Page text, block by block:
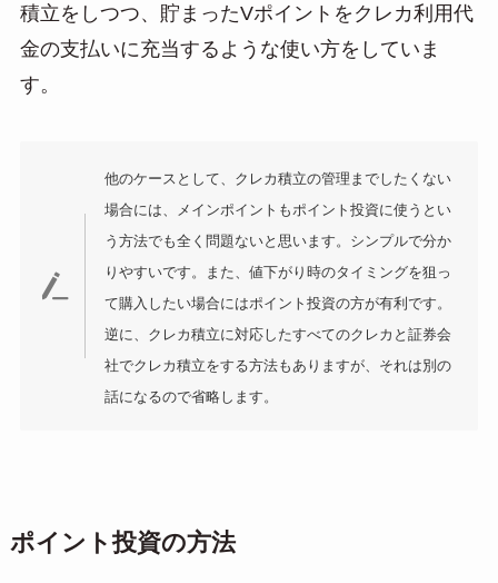
積立をしつつ、貯まったVポイントをクレカ利用代
金の支払いに充当するような使い方をしていま
す。
他のケースとして、クレカ積立の管理までしたくない
場合には、メインポイントもポイント投資に使うとい
う方法でも全く問題ないと思います。シンプルで分か
りやすいです。また、値下がり時のタイミングを狙っ
て購入したい場合にはポイント投資の方が有利です。
逆に、クレカ積立に対応したすべてのクレカと証券会
社でクレカ積立をする方法もありますが、それは別の
話になるので省略します。
ポイント投資の方法